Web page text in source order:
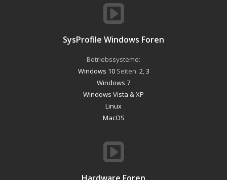
SysProfile Windows Foren
Betriebssysteme:
Windows 10Seiten: 2 3
Windows 7
Windows Vista & XP
Linux
MacOS
Hardware Foren